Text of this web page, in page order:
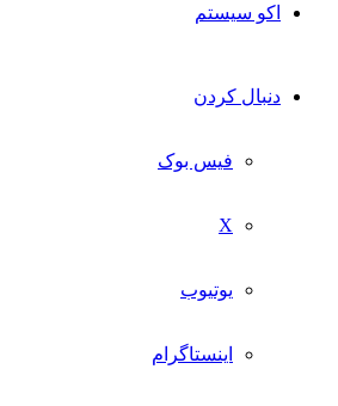
اکو سیستم
دنبال کردن
فیس بوک
X
یوتیوب
اینستاگرام